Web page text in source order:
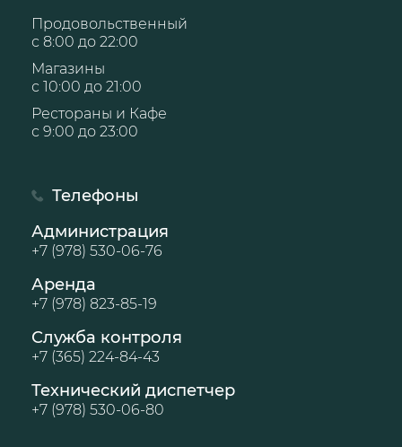
Продовольственный
с 8:00 до 22:00
Магазины
с 10:00 до 21:00
Рестораны и Кафе
с 9:00 до 23:00
Телефоны
Администрация
+7 (978) 530-06-76
Аренда
+7 (978) 823-85-19
Служба контроля
+7 (365) 224-84-43
Технический диспетчер
+7 (978) 530-06-80